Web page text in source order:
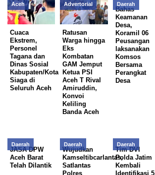
Aceh
Cuaca
Ekstrem,
Personel
Tagana dan
Dinas Sosial
Kabupaten/Kota
Siaga di
Seluruh Aceh
Advertorial
Ratusan
Warga hingga
Eks
Kombatan
GAM Jemput
Ketua PSI
Aceh T Rival
Amiruddin,
Konvoi
Keliling
Banda Aceh
Daerah
Bahas
Keamanan
Desa,
Koramil 06
Peusangan
laksanakan
Komsos
Bersama
Perangkat
Desa
Daerah
JASA DPW
Aceh Barat
Telah Dilantik
Daerah
Wujudkan
Kamseltibcarlantas,
Satlantas
Polres
Daerah
Tim DVI
Polda Jatim
Kembali
Identifikasi 5